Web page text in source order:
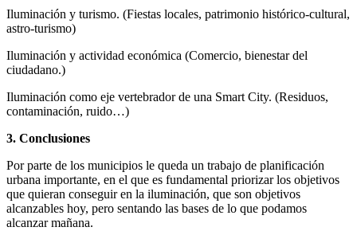
Iluminación y turismo. (Fiestas locales, patrimonio histórico-cultural,
astro-turismo)
Iluminación y actividad económica (Comercio, bienestar del
ciudadano.)
Iluminación como eje vertebrador de una Smart City. (Residuos,
contaminación, ruido…)
3. Conclusiones
Por parte de los municipios le queda un trabajo de planificación
urbana importante, en el que es fundamental priorizar los objetivos
que quieran conseguir en la iluminación, que son objetivos
alcanzables hoy, pero sentando las bases de lo que podamos
alcanzar mañana.